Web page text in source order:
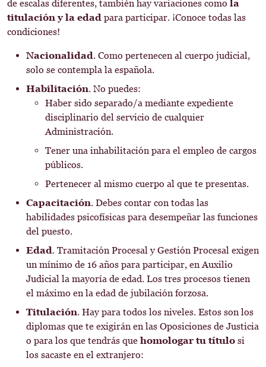
de escalas diferentes, también hay variaciones como la
titulación y la edad para participar. ¡Conoce todas las
condiciones!
Nacionalidad. Como pertenecen al cuerpo judicial,
solo se contempla la española.
Habilitación. No puedes:
Haber sido separado/a mediante expediente
disciplinario del servicio de cualquier
Administración.
Tener una inhabilitación para el empleo de cargos
públicos.
Pertenecer al mismo cuerpo al que te presentas.
Capacitación. Debes contar con todas las
habilidades psicofísicas para desempeñar las funciones
del puesto.
Edad. Tramitación Procesal y Gestión Procesal exigen
un mínimo de 16 años para participar, en Auxilio
Judicial la mayoría de edad. Los tres procesos tienen
el máximo en la edad de jubilación forzosa.
Titulación. Hay para todos los niveles. Estos son los
diplomas que te exigirán en las Oposiciones de Justicia
o para los que tendrás que homologar tu título si
los sacaste en el extranjero: